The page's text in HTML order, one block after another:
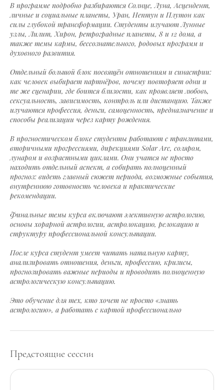
В программе подробно разбираются Солнце, Луна, Асцендент,
личные и социальные планеты, Уран, Нептун и Плутон как
силы глубокой трансформации. Студенты изучают Лунные
узлы, Лилит, Хирон, ретроградные планеты, 8 и 12 дома, а
также темы кармы, бессознательного, родовых программ и
духовного развития.
Отдельный большой блок посвящён отношениям и синастрии:
как человек выбирает партнёров, почему повторяет одни и
те же сценарии, где боится близости, как проявляет любовь,
сексуальность, зависимость, контроль или дистанцию. Также
изучаются профессия, деньги, самоценность, предназначение и
способы реализации через карту рождения.
В прогностическом блоке студенты работают с транзитами,
вторичными прогрессиями, дирекциями Solar Arc, соляром,
лунаром и возрастными циклами. Они учатся не просто
находить отдельный аспект, а собирать полноценный
прогноз: видеть главный сюжет периода, возможные события,
внутреннюю готовность человека и практические
рекомендации.
Финальные темы курса включают элективную астрологию,
основы хорарной астрологии, астролокацию, релокацию и
структуру профессиональной консультации.
После курса студент умеет читать натальную карту,
анализировать отношения, деньги, профессию, кризисы,
прогнозировать важные периоды и проводить полноценную
астрологическую консультацию.
Это обучение для тех, кто хочет не просто «знать
астрологию», а работать с картой профессионально
Предстоящие сессии